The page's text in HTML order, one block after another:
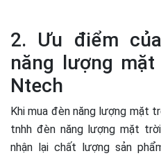
2. Ưu điểm
năng lượng
Ntech
Khi mua đèn năng lượng mặt
tnhh đèn năng lượng mặt
nhận lại chất lượng sản